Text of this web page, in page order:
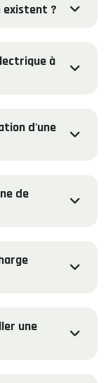
existent ?
à
d'une
de
une